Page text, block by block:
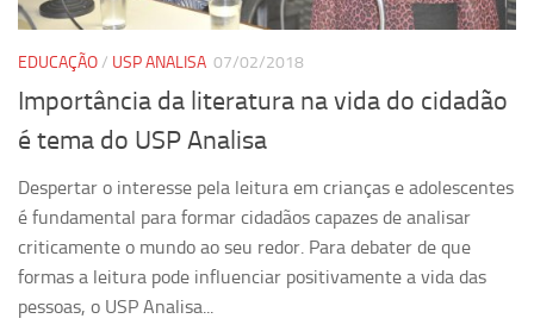
EDUCAÇÃO/ USP ANALISA 07/02/2018
Importância da literatura na vida do cidadão
é tema do USP Analisa
Despertar o interesse pela leitura em crianças e adolescentes
é fundamental para formar cidadãos capazes de analisar
criticamente o mundo ao seu redor. Para debater de que
formas a leitura pode influenciar positivamente a vida das
pessoas, o USP Analisa...